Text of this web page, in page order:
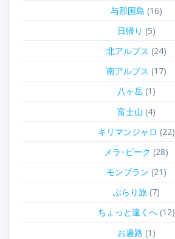
与那国島 (16)
日帰り (5)
北アルプス (24)
南アルプス (17)
八ヶ岳(1)
富士山 (4)
キリマンジャロ (22)
メラ･ピーク (28)
モンブラン (21)
ぶらり旅(7)
ちょっと遠くへ(12)
お遍路 (1)